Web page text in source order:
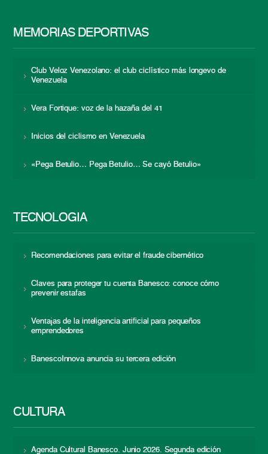
MEMORIAS DEPORTIVAS
Club Veloz Venezolano: el club ciclístico más longevo de
Venezuela
Vera Fortique: voz de la hazaña del 41
Inicios del ciclismo en Venezuela
«Pega Betulio… Pega Betulio… Se cayó Betulio»
TECNOLOGÍA
Recomendaciones para evitar el fraude cibernético
Claves para proteger tu cuenta Banesco: conoce cómo
prevenir estafas
Ventajas de la inteligencia artificial para pequeños
emprendedores
BanescoInnova anuncia su tercera edición
CULTURA
Agenda Cultural Banesco. Junio 2026. Segunda edición